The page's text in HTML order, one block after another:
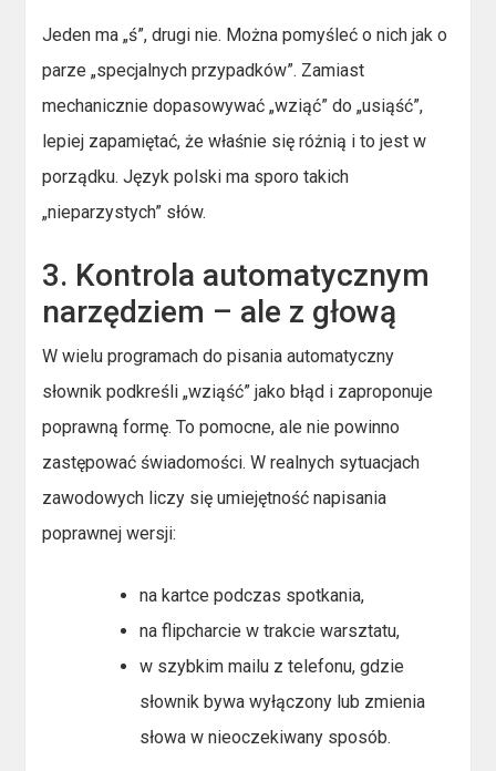
Jeden ma „ś”, drugi nie. Można pomyśleć o nich jak o
parze „specjalnych przypadków”. Zamiast
mechanicznie dopasowywać „wziąć” do „usiąść”,
lepiej zapamiętać, że właśnie się różnią i to jest w
porządku. Język polski ma sporo takich
„nieparzystych” słów.
3. Kontrola automatycznym
narzędziem – ale z głową
W wielu programach do pisania automatyczny
słownik podkreśli „wziąść” jako błąd i zaproponuje
poprawną formę. To pomocne, ale nie powinno
zastępować świadomości. W realnych sytuacjach
zawodowych liczy się umiejętność napisania
poprawnej wersji:
na kartce podczas spotkania,
na flipcharcie w trakcie warsztatu,
w szybkim mailu z telefonu, gdzie
słownik bywa wyłączony lub zmienia
słowa w nieoczekiwany sposób.